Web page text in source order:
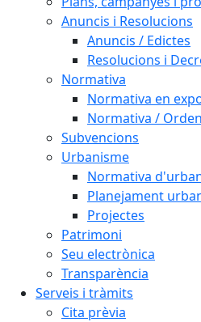
Anuncis i Resolucions
Anuncis / Edictes
Resolucions i
Normativa
Normativa en
Normativa /
Subvencions
Urbanisme
Normativa
Planejament
Projectes
Patrimoni
Seu electrònica
Transparència
Serveis i tràmits
Cita prèvia